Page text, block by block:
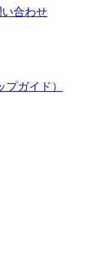
い合わせ
プガイド）